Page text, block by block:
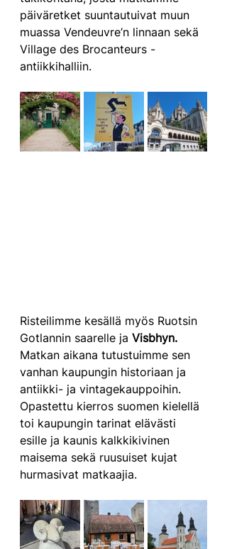
päiväretket suuntautuivat muun
muassa Vendeuvre’n linnaan sekä
Village des Brocanteurs -
antiikkihalliin.
Risteilimme kesällä myös Ruotsin
Gotlannin saarelle ja Visbhyn.
Matkan aikana tutustuimme sen
vanhan kaupungin historiaan ja
antiikki- ja vintagekauppoihin.
Opastettu kierros suomen kielellä
toi kaupungin tarinat elävästi
esille ja kaunis kalkkikivinen
maisema sekä ruusuiset kujat
hurmasivat matkaajia.